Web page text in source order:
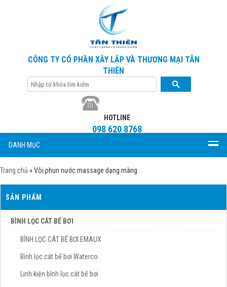
CÔNG TY CỔ PHẦN XÂY LẮP VÀ THƯƠNG MẠI TÂN
THIÊN
HOTLINE
098 620 8768
DANH MỤC
Trang chủ »Vòi phun nước massage dạng màng
SẢN PHẨM
BÌNH LỌC CÁT BỂ BƠI
BÌNH LỌC CÁT BỂ BƠI EMAUX
Bình lọc cát bể bơi Waterco
Linh kiện bình lọc cát bể bơi